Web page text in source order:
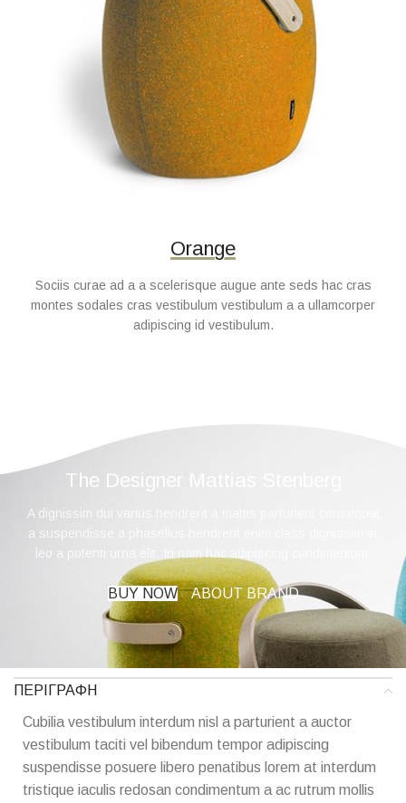
Orange
Sociis curae ad a a scelerisque augue ante seds hac cras
montes sodales cras vestibulum vestibulum a a ullamcorper
adipiscing id vestibulum.
The Designer Mattias Stenberg
A dignissim dui varius hendrerit a mattis parturient consequat
a suspendisse a phasellus hendrerit enim class dignissim et
leo a potenti urna elit. In nam hac adipiscing condimentum.
BUY NOW ABOUT BRAND
ΠΕΡΙΓΡΑΦΉ
Cubilia vestibulum interdum nisl a parturient a auctor
vestibulum taciti vel bibendum tempor adipiscing
suspendisse posuere libero penatibus lorem at interdum
tristique iaculis redosan condimentum a ac rutrum mollis